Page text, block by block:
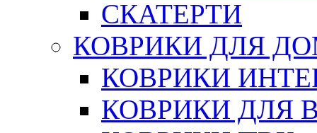
СКАТЕРТИ
КОВРИКИ ДЛЯ
КОВРИКИ
КОВРИКИ ДЛЯ